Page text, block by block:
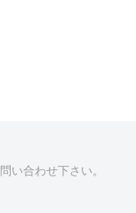
い合わせ下さい。